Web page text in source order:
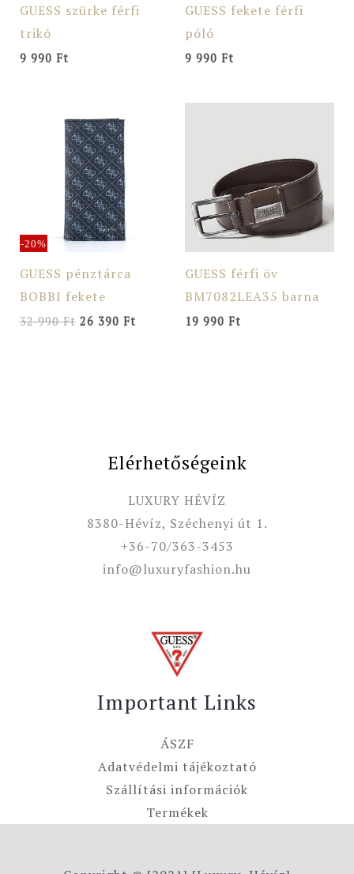
GUESS szürke férfi
trikó
9 990 Ft
GUESS fekete férfi
póló
9 990 Ft
-20%
GUESS pénztárca
BOBBI fekete
32 990Ft
price
was:
32
990 Ft.
26 390 Ft
GUESS férfi öv
BM7082LEA35 barna
19 990 Ft
Elérhetőségeink
LUXURY HÉVÍZ
8380-Hévíz, Széchenyi út 1.
+36-70/363-3453
info@luxuryfashion.hu
Important Links
ÁSZF
Adatvédelmi tájékoztató
Szállítási információk
Termékek